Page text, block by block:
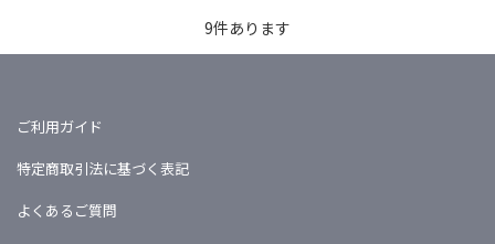
9件あります
ご利用ガイド
特定商取引法に基づく表記
よくあるご質問